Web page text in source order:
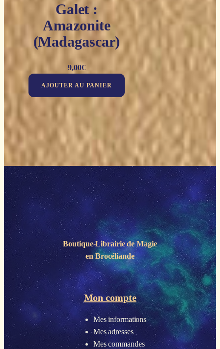
Galet :
Amazonite
(Madagascar)
9,00€
AJOUTER AU PANIER
Boutique-Librairie deMagie
en Brocéliande
Mon compte
Mes informations
Mes adresses
Mes commandes